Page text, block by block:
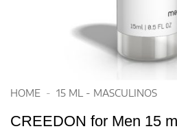
HOME - 15 ML - MASCULINOS
CREEDON for Men 15